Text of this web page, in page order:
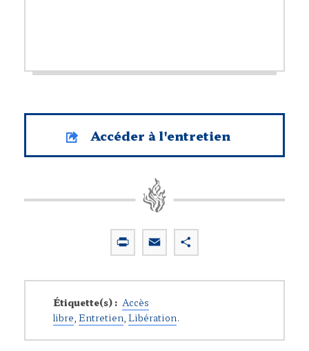
Accéder à l'entretien
r
t
m
a
e
Étiquette(s) : Accès
libre, Entretien, Libération.